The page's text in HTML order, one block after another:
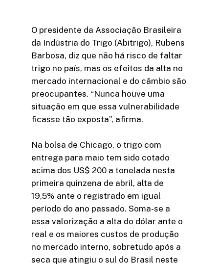
O presidente da Associação Brasileira
da Indústria do Trigo (Abitrigo), Rubens
Barbosa, diz que não há risco de faltar
trigo no país, mas os efeitos da alta no
mercado internacional e do câmbio são
preocupantes. “Nunca houve uma
situação em que essa vulnerabilidade
ficasse tão exposta”, afirma.
Na bolsa de Chicago, o trigo com
entrega para maio tem sido cotado
acima dos US$ 200 a tonelada nesta
primeira quinzena de abril, alta de
19,5% ante o registrado em igual
período do ano passado. Soma-se a
essa valorização a alta do dólar ante o
real e os maiores custos de produção
no mercado interno, sobretudo após a
seca que atingiu o sul do Brasil neste